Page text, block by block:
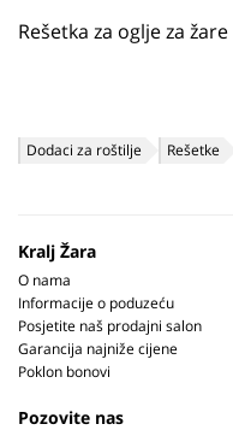
Rešetka za oglje za
Dodaci za roštilje Rešetke
Kralj Žara
O nama
Informacije o poduzeću
Posjetite naš prodajni salon
Garancija najniže cijene
Poklon bonovi
Pozovite nas